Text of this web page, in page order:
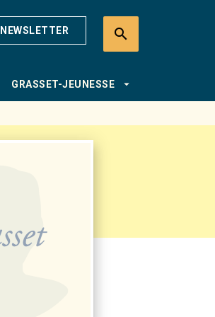
NEWSLETTER search
GRASSET-JEUNESSE arrow_drop_down